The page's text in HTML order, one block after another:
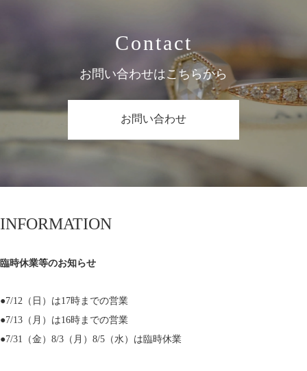
Contact
お問い合わせはこちらから
お問い合わせ
INFORMATION
臨時休業等のお知らせ
●7/12（日）は17時までの営業
●7/13（月）は16時までの営業
●7/31（金）8/3（月）8/5（水）は臨時休業